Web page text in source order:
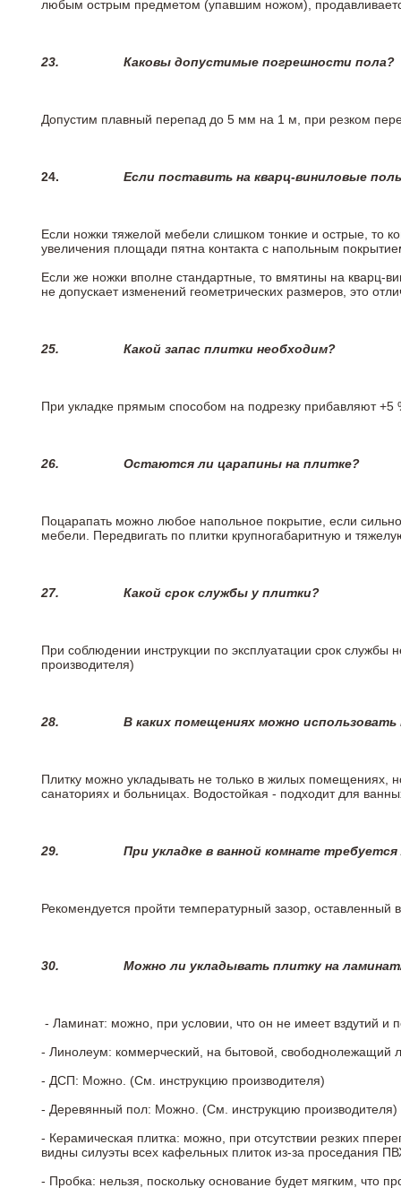
любым острым предметом (упавшим ножом),
23. Каковы допустимые погрешности пола?
Допустим плавный перепад до 5 мм на 1 м, при резком
24. Если поставить на кварц-виниловые
Если ножки тяжелой мебели слишком тонкие и острые, то
увеличения площади пятна контакта с напольным
Если же ножки вполне стандартные, то вмятины на кварц-
не допускает изменений геометрических размеров, это
25. Какой запас плитки необходим?
При укладке прямым способом на подрезку прибавляют +5
26. Остаются ли царапины на плитке?
Поцарапать можно любое напольное покрытие, если
мебели. Передвигать по плитки крупногабаритную и
27. Какой срок службы у плитки?
При соблюдении инструкции по эксплуатации срок
производителя)
28. В каких помещениях можно
Плитку можно укладывать не только в жилых помещениях,
санаториях и больницах. Водостойкая - подходит для
29. При укладке в ванной комнате
Рекомендуется пройти температурный зазор,
30. Можно ли укладывать плитку на
- Ламинат: можно, при условии, что он не имеет вздутий
- Линолеум: коммерческий, на бытовой, свободнолежащий
- ДСП: Можно. (См. инструкцию производителя)
- Деревянный пол: Можно. (См. инструкцию производителя)
- Керамическая плитка: можно, при отсутствии резких
видны силуэты всех кафельных плиток из-за проседания
- Пробка: нельзя, поскольку основание будет мягким, что